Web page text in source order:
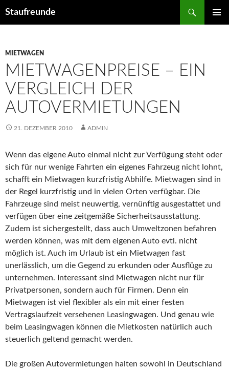
Staufreunde
MIETWAGEN
MIETWAGENPREISE – EIN
VERGLEICH DER
AUTOVERMIETUNGEN
21. DEZEMBER 2010 ADMIN
Wenn das eigene Auto einmal nicht zur Verfügung steht oder
sich für nur wenige Fahrten ein eigenes Fahrzeug nicht lohnt,
schafft ein Mietwagen kurzfristig Abhilfe. Mietwagen sind in
der Regel kurzfristig und in vielen Orten verfügbar. Die
Fahrzeuge sind meist neuwertig, vernünftig ausgestattet und
verfügen über eine zeitgemäße Sicherheitsausstattung.
Zudem ist sichergestellt, dass auch Umweltzonen befahren
werden können, was mit dem eigenen Auto evtl. nicht
möglich ist. Auch im Urlaub ist ein Mietwagen fast
unerlässlich, um die Gegend zu erkunden oder Ausflüge zu
unternehmen. Interessant sind Mietwagen nicht nur für
Privatpersonen, sondern auch für Firmen. Denn ein
Mietwagen ist viel flexibler als ein mit einer festen
Vertragslaufzeit versehenen Leasingwagen. Und genau wie
beim Leasingwagen können die Mietkosten natürlich auch
steuerlich geltend gemacht werden.
Die großen Autovermietungen halten sowohl in Deutschland